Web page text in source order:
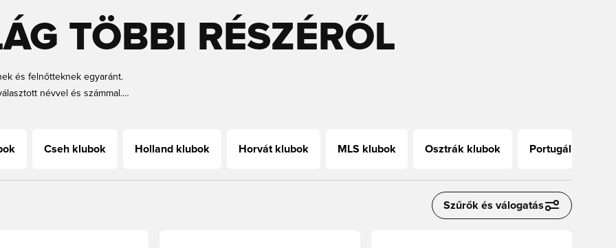
TÖBBI RÉSZÉRŐL
és felnőtteknek egyaránt.
névvel és számmal.
Cseh klubok Holland klubok Horvát klubok MLS klubok Osztrák klubok Portugál klubok
Szűrők és válogatás